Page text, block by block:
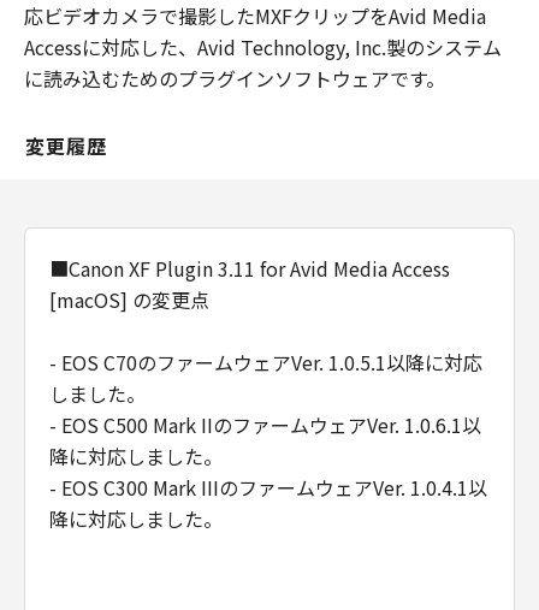
応ビデオカメラで撮影したMXFクリップをAvid Media
Accessに対応した、Avid Technology, Inc.製のシステム
に読み込むためのプラグインソフトウェアです。
変更履歴
■Canon XF Plugin 3.11 for Avid Media Access
[macOS] の変更点
- EOS C70のファームウェアVer. 1.0.5.1以降に対応
しました。
- EOS C500 Mark IIのファームウェアVer. 1.0.6.1以
降に対応しました。
- EOS C300 Mark IIIのファームウェアVer. 1.0.4.1以
降に対応しました。